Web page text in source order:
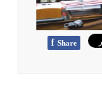
f Share